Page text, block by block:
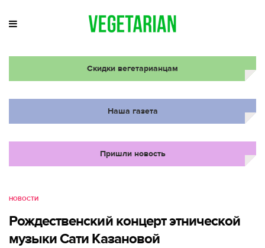
Скидки вегетарианцам
Наша газета
Пришли новость
НОВОСТИ
Рождественский концерт этнической
музыки Сати Казановой